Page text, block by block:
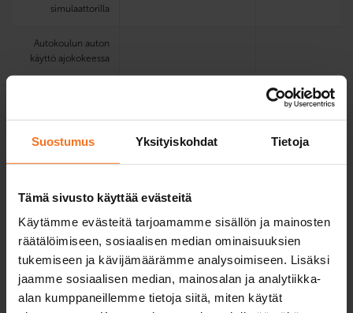
Suostumus Yksityiskohdat Tietoja
Tämä sivusto käyttää evästeitä
Käytämme evästeitä tarjoamamme sisällön ja mainosten
räätälöimiseen, sosiaalisen median ominaisuuksien
tukemiseen ja kävijämäärämme analysoimiseen. Lisäksi
jaamme sosiaalisen median, mainosalan ja analytiikka-
alan kumppaneillemme tietoja siitä, miten käytät
simulaattorilla
Autokoulun auton
käyttö ajokokeessa
oppikirja
valitulla
toimipisteellä
suomeksi,
englanniksi ja
ruotsiksi.